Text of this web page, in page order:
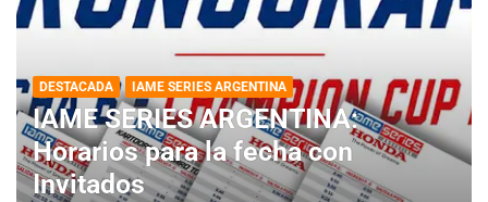
DESTACADA IAME SERIES ARGENTINA
IAME SERIES ARGENTINA:
Horarios para la fecha con
Invitados